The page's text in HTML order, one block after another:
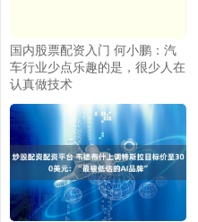
国内股票配资入门 何小鹏：汽
车行业少点乐趣的是，很少人在
认真做技术